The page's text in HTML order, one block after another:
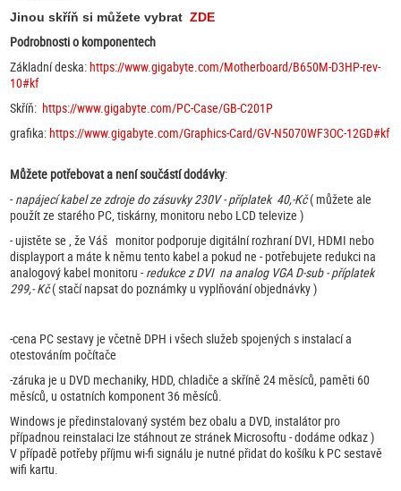
Jinou skříň si můžete vybratZDE
Podrobnosti o komponentech
Základní deska:https://www.gigabyte.com/Motherboard/B650M-D3HP-rev-
10#kf
Skříň:https://www.gigabyte.com/PC-Case/GB-C201P
grafika:https://www.gigabyte.com/Graphics-Card/GV-N5070WF3OC-12GD#kf
Můžete potřebovat a není součástí dodávky:
-napájecí kabel ze zdroje do zásuvky 230V - příplatek 40,-Kč( můžete ale
použít ze starého PC, tiskárny, monitoru nebo LCD televize )
- ujistěte se , že Váš monitor podporuje digitální rozhraní DVI, HDMI nebo
displayport a máte k němu tento kabel a pokud ne - potřebujete redukci na
analogový kabel monitoru -redukce z DVI na analog VGA D-sub - příplatek
299,- Kč( stačí napsat do poznámky u vyplňování objednávky )
-cena PC sestavy je včetně DPH i všech služeb spojených s instalací a
otestováním počítače
-záruka je u DVD mechaniky, HDD, chladiče a skříně 24 měsíců, paměti 60
měsíců, u ostatních komponent 36 měsíců.
Windows je předinstalovaný systém bez obalu a DVD, instalátor pro
případnou reinstalaci lze stáhnout ze stránek Microsoftu - dodáme odkaz )
V případě potřeby příjmu wi-fi signálu je nutné přidat do košíku k PC sestavě
wifi kartu.